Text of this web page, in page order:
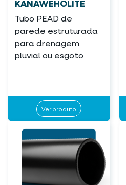
KANAWEHOLITE
Tubo PEAD de
parede estruturada
para drenagem
pluvial ou esgoto
Ver produto